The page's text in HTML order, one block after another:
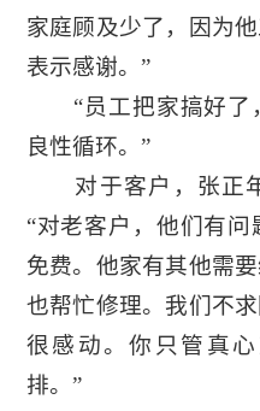
家庭顾及少了，因为
表示感谢。”
“员工把家搞好了
良性循环。”
对于客户，张正年
“对老客户，他们有
免费。他家有其他需
也帮忙修理。我们不
很感动。你只管真
排。”